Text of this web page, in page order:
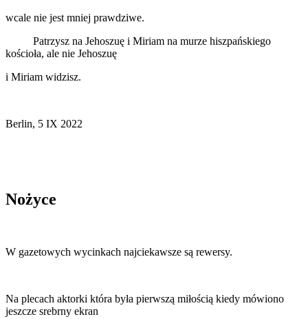
wcale nie jest mniej prawdziwe.
Patrzysz na Jehoszuę i Miriam na murze hiszpańskiego
kościoła, ale nie Jehoszuę
i Miriam widzisz.
Berlin, 5 IX 2022
Nożyce
W gazetowych wycinkach najciekawsze są rewersy.
Na plecach aktorki która była pierwszą miłością kiedy mówiono
jeszcze srebrny ekran